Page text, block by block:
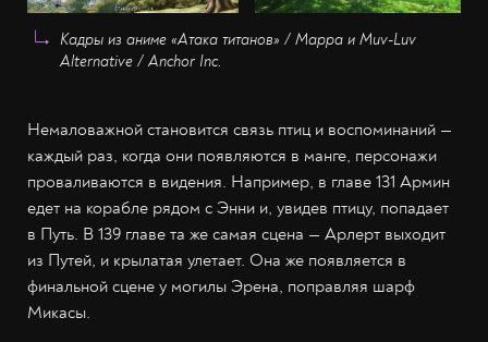
Кадры из аниме «Атака титанов» / Mappa и Muv-Luv
Alternative / Anchor Inc.
Немаловажной становится связь птиц и воспоминаний —
каждый раз, когда они появляются в манге, персонажи
проваливаются в видения. Например, в главе 131 Армин
едет на корабле рядом с Энни и, увидев птицу, попадает
в Путь. В 139 главе та же самая сцена — Арлерт выходит
из Путей, и крылатая улетает. Она же появляется в
финальной сцене у могилы Эрена, поправляя шарф
Микасы.